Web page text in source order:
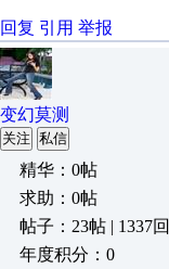
回复 引用 举报
变幻莫测
关注 私信
精华：0帖
求助：0帖
帖子：23帖 | 1337回
年度积分：0